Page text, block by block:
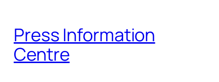
content
Press Information
Centre